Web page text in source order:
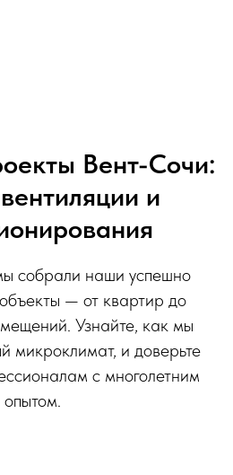
Вент-Сочи:
и
собрали наши успешно
— от квартир до
Узнайте, как мы
микроклимат, и доверьте
с многолетним
опытом.